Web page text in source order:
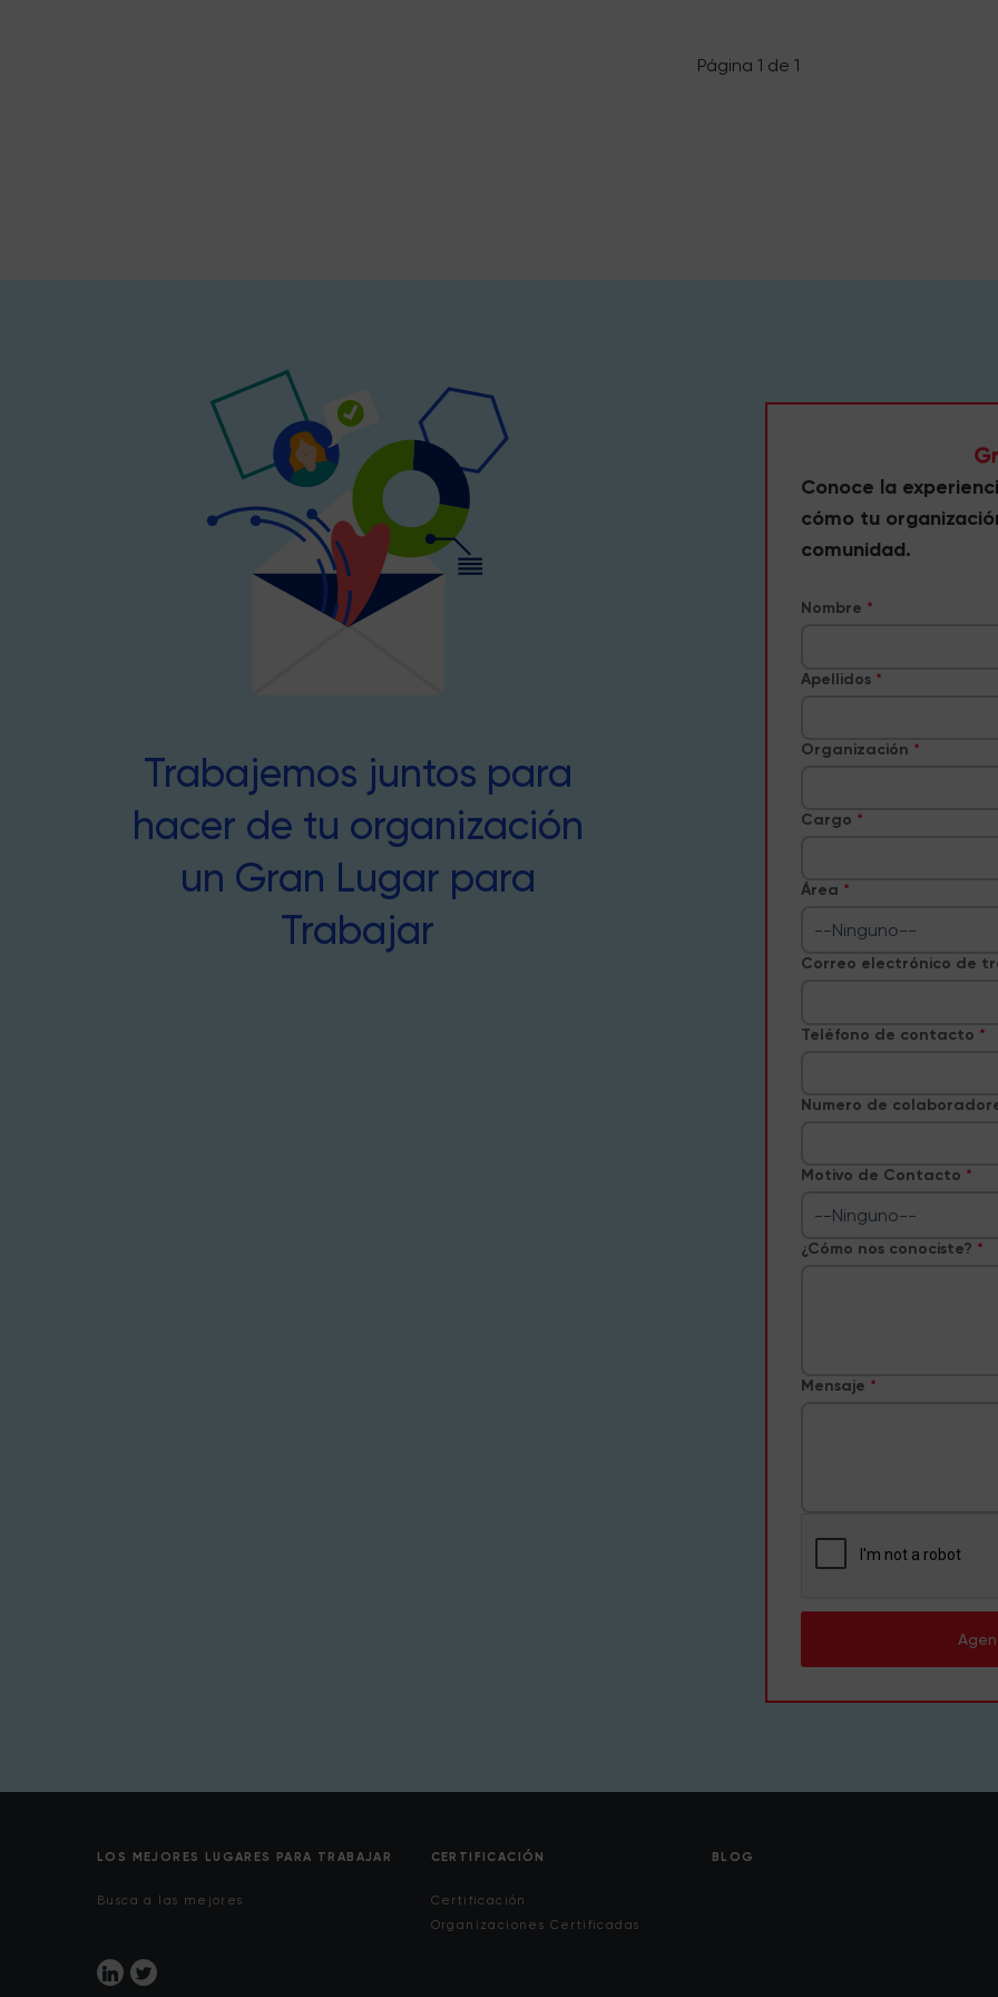
Página 1 de 1
Trabajemos juntos para
hacer de tu organización
un Gran Lugar para
Trabajar
Conoce la
cómo tu
comunidad.
Nombre
Apellidos
Organización
Cargo
Área
--Ninguno--
Correo electrónico de
Teléfono de contacto
Numero de
Motivo de Contacto
--Ninguno--
¿Cómo nos conociste?
Mensaje
LOS MEJORES LUGARES PARA TRABAJAR
Busca a las mejores
CERTIFICACIÓN
Certificación
Organizaciones Certificadas
BLOG